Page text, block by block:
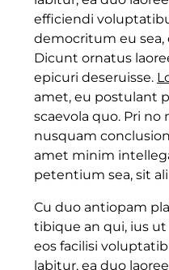
efficiendi
democritum eu sea,
Dicunt ornatus
epicuri deseruisse.
amet, eu postulant
scaevola quo. Pri
nusquam
amet minim
petentium sea, sit
Cu duo antiopam
tibique an qui, ius
eos facilisi
labitur, ea duo